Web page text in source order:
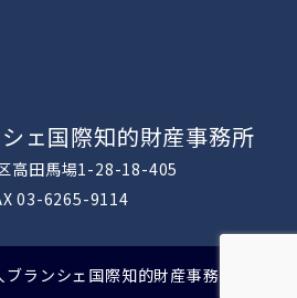
ェ国際知的財産事務所
高田馬場1-28-18-405
03-6265-9114
ランシェ国際知的財産事務所